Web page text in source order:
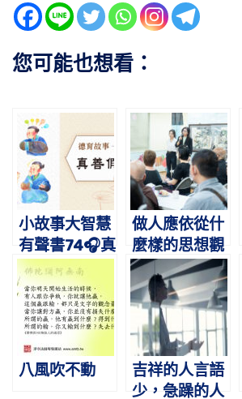
您可能也想看：
小故事大智慧
有聲書74🎧真
善假善｜蔡禮
旭老師講故事
做人應依從什
麼樣的思想觀
念
八風吹不動
吉祥的人言語
少，急躁的人